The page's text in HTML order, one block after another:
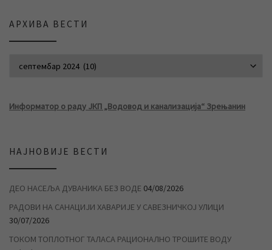
АРХИВА ВЕСТИ
Информатор о раду ЈКП „Водовод и канализација“ Зрењанин
НАЈНОВИЈЕ ВЕСТИ
ДЕО НАСЕЉА ДУВАНИКА БЕЗ ВОДЕ 04/08/2026
РАДОВИ НА САНАЦИЈИ ХАВАРИЈЕ У САВЕЗНИЧКОЈ УЛИЦИ
30/07/2026
ТОКОМ ТОПЛОТНОГ ТАЛАСА РАЦИОНАЛНО ТРОШИТЕ ВОДУ